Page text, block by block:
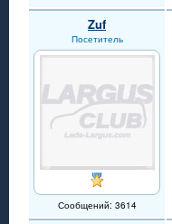
Zuf
Посетитель
Сообщений: 3614